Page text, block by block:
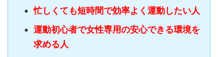
忙しくても短時間で効率よく運動したい人
運動初心者で女性専用の安心できる環境を
求める人